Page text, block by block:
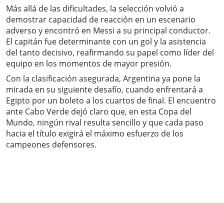
Más allá de las dificultades, la selección volvió a
demostrar capacidad de reacción en un escenario
adverso y encontró en Messi a su principal conductor.
El capitán fue determinante con un gol y la asistencia
del tanto decisivo, reafirmando su papel como líder del
equipo en los momentos de mayor presión.
Con la clasificación asegurada, Argentina ya pone la
mirada en su siguiente desafío, cuando enfrentará a
Egipto por un boleto a los cuartos de final. El encuentro
ante Cabo Verde dejó claro que, en esta Copa del
Mundo, ningún rival resulta sencillo y que cada paso
hacia el título exigirá el máximo esfuerzo de los
campeones defensores.